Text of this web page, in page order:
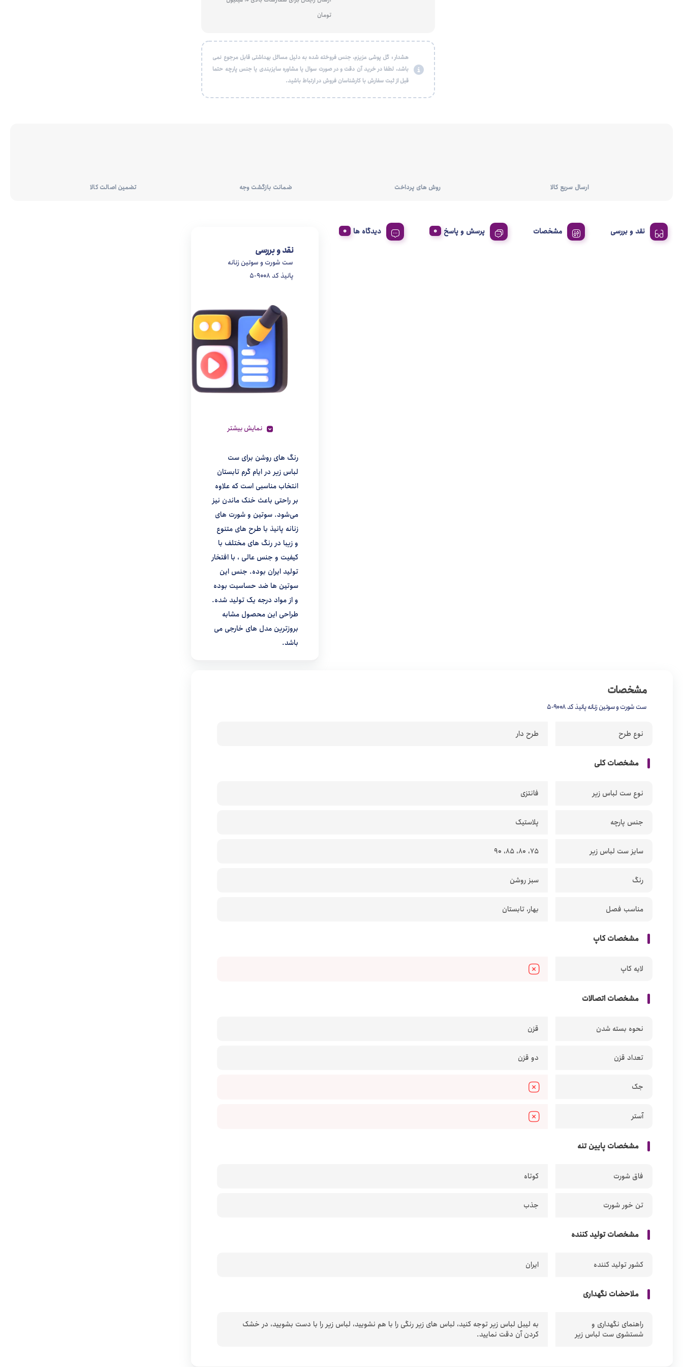
تومان
هشدار : گل پوشی عزیزم، جنس فروخته شده به دلیل مسائل بهداشتی قابل مرجوع نمی
باشد، لطفا در خرید آن دقت و در صورت سوال یا مشاوره سایزبندی یا جنس پارچه حتما
قبل از ثبت سفارش با کارشناسان فروش در ارتباط باشید.
ارسال سریع کالا روش های پرداخت ضمانت بازگشت وجه تضمین اصالت کالا
نقد و بررسی مشخصات پرسش و پاسخ دیدگاه ها
نقد و بررسی
ست شورت و سوتین زنانه
پانیذ کد 9008-5
نمایش بیشتر
رنگ های روشن برای ست
لباس زیر در ایام گرم تابستان
انتخاب مناسبی است که علاوه
بر راحتی باعث خنک ماندن نیز
می‌شود. سوتین و شورت های
زنانه پانیذ با طرح های متنوع
و زیبا در رنگ های مختلف با
کیفیت و جنس عالی ، با افتخار
تولید ایران بوده. جنس این
سوتین ها ضد حساسیت بوده
و از مواد درجه یک تولید شده.
طراحی این محصول مشابه
بروزترین مدل های خارجی می
باشد.
مشخصات
ست شورت و سوتین زنانه پانیذ کد 9008-5
نوع طرح طرح دار
مشخصات کلی
نوع ست لباس زیر فانتزی
جنس پارچه پلاستیک
سایز ست لباس زیر 75، 80، 85، 90
رنگ سبز روشن
مناسب فصل بهار، تابستان
مشخصات کاپ
لایه کاپ
مشخصات اتصالات
نحوه بسته شدن قزن
تعداد قزن دو قزن
جک
آستر
مشخصات پایین تنه
فاق شورت کوتاه
تن خور شورت جذب
مشخصات تولید کننده
کشور تولید کننده ایران
ملاحضات نگهداری
راهنمای نگهداری و
شستشوی ست لباس زیر
به لیبل لباس زیر توجه کنید، لباس های زیر رنگی را با هم نشویید، لباس زیر را با دست بشویید، در خشک
کردن آن دقت نمایید.